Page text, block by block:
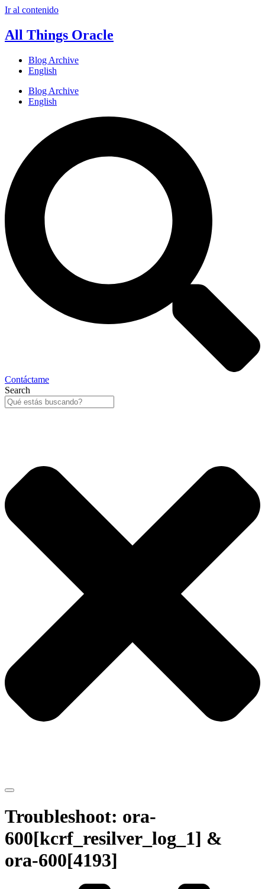
Ir al contenido
All Things Oracle
Blog Archive
English
Blog Archive
English
Contáctame
Search
Troubleshoot: ora-
600[kcrf_resilver_log_1] &
ora-600[4193]